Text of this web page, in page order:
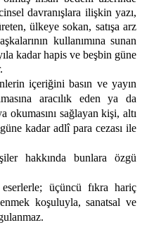
davranışlara ilişkin yazı,
ülkeye sokan, satışa arz
kullanımına sunan
kadar hapis ve beşbin güne
içeriğini basın ve yayın
aracılık eden ya da
okumasını sağlayan kişi, altı
kadar adlî para cezası ile
hakkında bunlara özgü
üçüncü fıkra hariç
koşuluyla, sanatsal ve